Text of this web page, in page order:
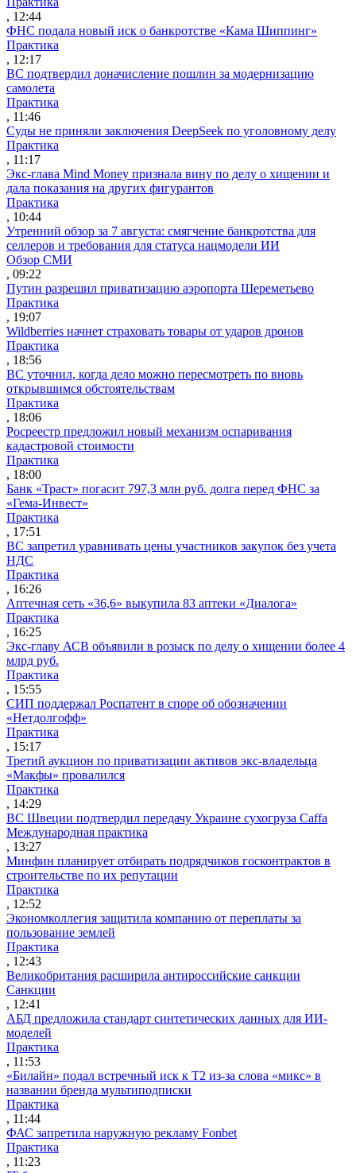
, 12:44
ФНС подала новый иск о банкротстве «Кама Шиппинг»
Практика
, 12:17
ВС подтвердил доначисление пошлин за модернизацию
самолета
Практика
, 11:46
Суды не приняли заключения DeepSeek по уголовному делу
Практика
, 11:17
Экс-глава Mind Money признала вину по делу о хищении и
дала показания на других фигурантов
Практика
, 10:44
Утренний обзор за 7 августа: смягчение банкротства для
селлеров и требования для статуса нацмодели ИИ
Обзор СМИ
, 09:22
Путин разрешил приватизацию аэропорта Шереметьево
Практика
, 19:07
Wildberries начнет страховать товары от ударов дронов
Практика
, 18:56
ВС уточнил, когда дело можно пересмотреть по вновь
открывшимся обстоятельствам
Практика
, 18:06
Росреестр предложил новый механизм оспаривания
кадастровой стоимости
Практика
, 18:00
Банк «Траст» погасит 797,3 млн руб. долга перед ФНС за
«Гема-Инвест»
Практика
, 17:51
ВС запретил уравнивать цены участников закупок без учета
НДС
Практика
, 16:26
Аптечная сеть «36,6» выкупила 83 аптеки «Диалога»
Практика
, 16:25
Экс-главу АСВ объявили в розыск по делу о хищении более 4
млрд руб.
Практика
, 15:55
СИП поддержал Роспатент в споре об обозначении
«Нетдолгофф»
Практика
, 15:17
Третий аукцион по приватизации активов экс-владельца
«Макфы» провалился
Практика
, 14:29
ВС Швеции подтвердил передачу Украине сухогруза Caffa
Международная практика
, 13:27
Минфин планирует отбирать подрядчиков госконтрактов в
строительстве по их репутации
Практика
, 12:52
Экономколлегия защитила компанию от переплаты за
пользование землей
Практика
, 12:43
Великобритания расширила антироссийские санкции
Санкции
, 12:41
АБД предложила стандарт синтетических данных для ИИ-
моделей
Практика
, 11:53
«Билайн» подал встречный иск к Т2 из-за слова «микс» в
названии бренда мультиподписки
Практика
, 11:44
ФАС запретила наружную рекламу Fonbet
Практика
, 11:23